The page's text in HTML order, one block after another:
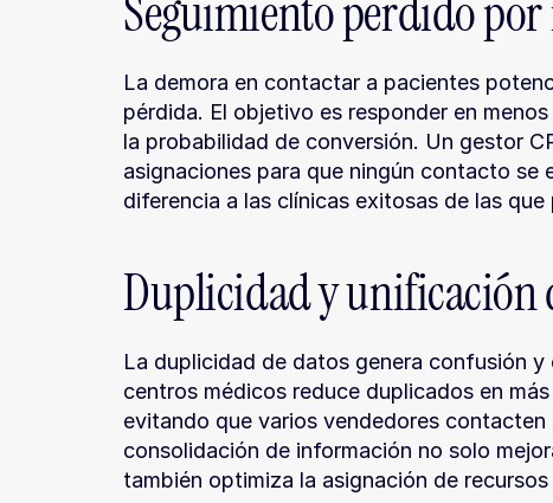
La demora en contactar a pacientes
pérdida. El objetivo es responder en
la probabilidad de conversión. Un gestor
asignaciones para que ningún contacto
diferencia a las clínicas exitosas de las
Duplicidad y unificación
La duplicidad de datos genera confusión
centros médicos reduce duplicados en
evitando que varios vendedores
consolidación de información no solo
también optimiza la asignación de